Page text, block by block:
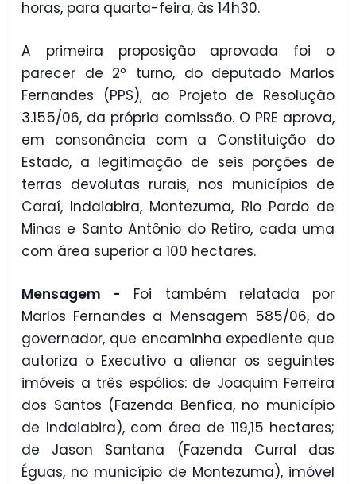
horas, para quarta-feira, às 14h30.
A primeira proposição aprovada foi o
parecer de 2º turno, do deputado Marlos
Fernandes (PPS), ao Projeto de Resolução
3.155/06, da própria comissão. O PRE aprova,
em consonância com a Constituição do
Estado, a legitimação de seis porções de
terras devolutas rurais, nos municípios de
Caraí, Indaiabira, Montezuma, Rio Pardo de
Minas e Santo Antônio do Retiro, cada uma
com área superior a 100 hectares.
Mensagem - Foi também relatada por
Marlos Fernandes a Mensagem 585/06, do
governador, que encaminha expediente que
autoriza o Executivo a alienar os seguintes
imóveis a três espólios: de Joaquim Ferreira
dos Santos (Fazenda Benfica, no município
de Indaiabira), com área de 119,15 hectares;
de Jason Santana (Fazenda Curral das
Éguas, no município de Montezuma), imóvel